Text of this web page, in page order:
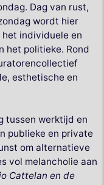
Dag van rust,
wordt hier
het individuele en
het politieke. Rond
esthetische en
tussen werktijd en
publieke en private
om alternatieve
vol melancholie aan
Cattelan en de